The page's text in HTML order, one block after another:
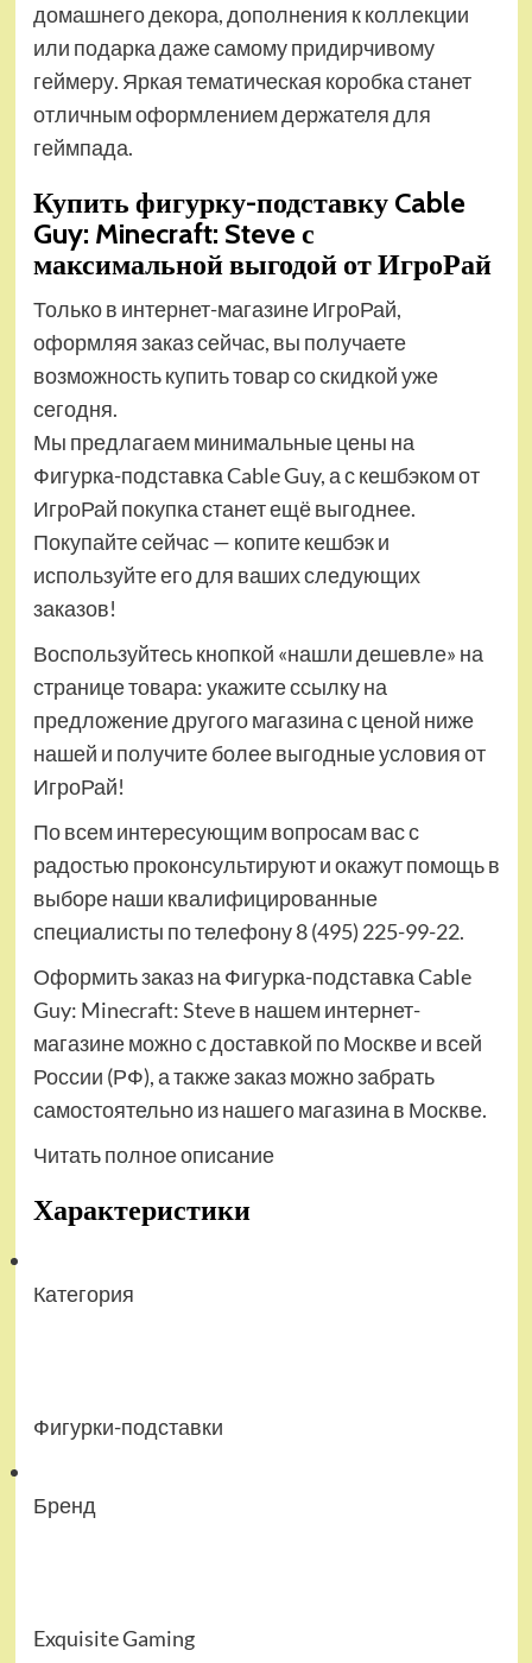
домашнего декора, дополнения к коллекции
или подарка даже самому придирчивому
геймеру. Яркая тематическая коробка станет
отличным оформлением держателя для
геймпада.
Купить фигурку-подставку Cable
Guy: Minecraft: Steve с
максимальной выгодой от ИгроРай
Только в интернет-магазине ИгроРай,
оформляя заказ сейчас, вы получаете
возможность купить товар со скидкой уже
сегодня.
Мы предлагаем минимальные цены на
Фигурка-подставка Cable Guy, а с кешбэком от
ИгроРай покупка станет ещё выгоднее.
Покупайте сейчас — копите кешбэк и
используйте его для ваших следующих
заказов!
Воспользуйтесь кнопкой «нашли дешевле» на
странице товара: укажите ссылку на
предложение другого магазина с ценой ниже
нашей и получите более выгодные условия от
ИгроРай!
По всем интересующим вопросам вас с
радостью проконсультируют и окажут помощь в
выборе наши квалифицированные
специалисты по телефону 8 (495) 225-99-22.
Оформить заказ на Фигурка-подставка Cable
Guy: Minecraft: Steve в нашем интернет-
магазине можно с доставкой по Москве и всей
России (РФ), а также заказ можно забрать
самостоятельно из нашего магазина в Москве.
Читать полное описание
Характеристики
Категория
Фигурки-подставки
Бренд
Exquisite Gaming